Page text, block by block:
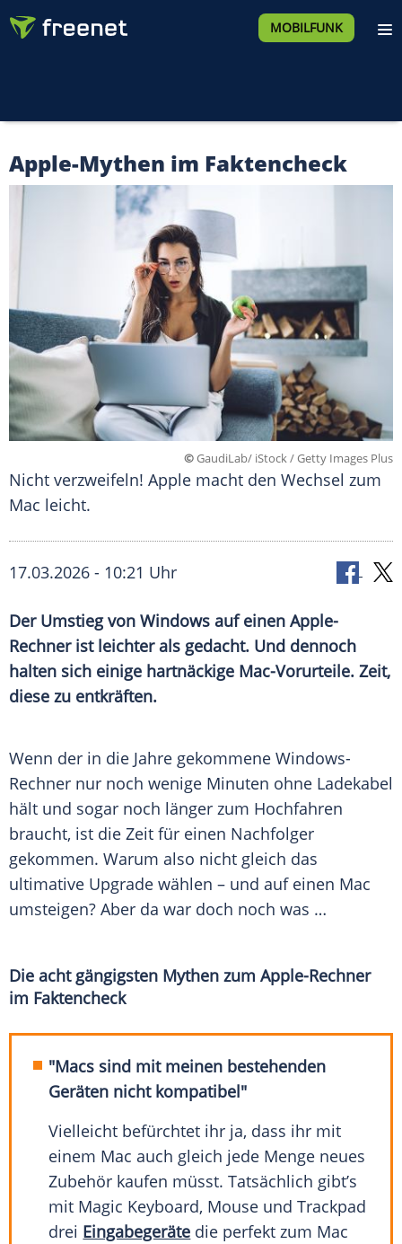
MOBILFUNK
Apple-Mythen im Faktencheck
©GaudiLab/ iStock / Getty Images Plus
Nicht verzweifeln! Apple macht den Wechsel zum
Mac leicht.
17.03.2026 - 10:21 Uhr
Der Umstieg von Windows auf einen Apple-
Rechner ist leichter als gedacht. Und dennoch
halten sich einige hartnäckige Mac-Vorurteile. Zeit,
diese zu entkräften.
Wenn der in die Jahre gekommene Windows-
Rechner nur noch wenige Minuten ohne Ladekabel
hält und sogar noch länger zum Hochfahren
braucht, ist die Zeit für einen Nachfolger
gekommen. Warum also nicht gleich das
ultimative Upgrade wählen – und auf einen Mac
umsteigen? Aber da war doch noch was …
Die acht gängigsten Mythen zum Apple-Rechner
im Faktencheck
"Macs sind mit meinen bestehenden
Geräten nicht kompatibel"
Vielleicht befürchtet ihr ja, dass ihr mit
einem Mac auch gleich jede Menge neues
Zubehör kaufen müsst. Tatsächlich gibt’s
mit Magic Keyboard, Mouse und Trackpad
drei Eingabegeräte die perfekt zum Mac